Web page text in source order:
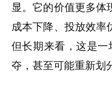
显。它的价值更多体
成本下降、投放效率
但长期来看，这是一
夺，甚至可能重新划